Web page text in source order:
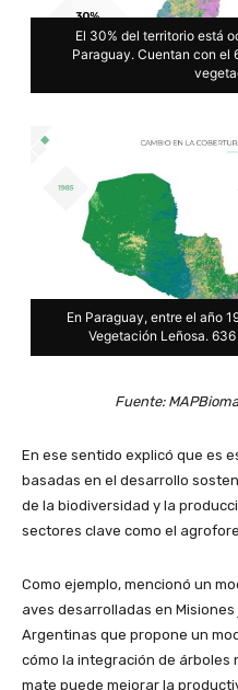
El 30% del territorio está
Paraguay. Cuentan con el
En Paraguay, entre el año
Vegetación Leñosa.
Fuente:
En ese sentido explicó que es
basadas en el desarrollo
de la biodiversidad y la
sectores clave como el
Como ejemplo, mencionó un
aves desarrolladas en
Argentinas que propone un
cómo la integración de árboles
mate puede mejorar la